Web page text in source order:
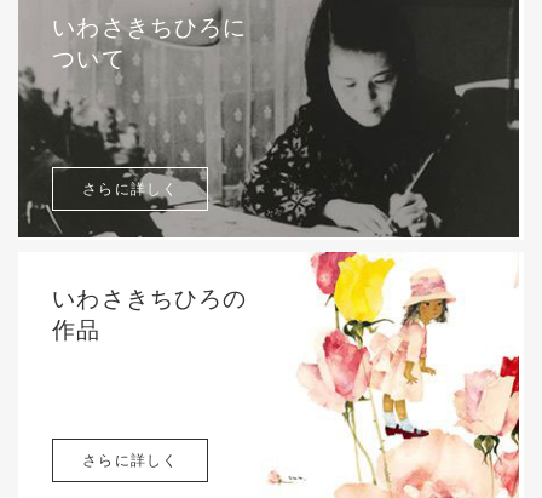
いわさきちひろに
ついて
さらに詳しく
いわさきちひろの
作品
さらに詳しく